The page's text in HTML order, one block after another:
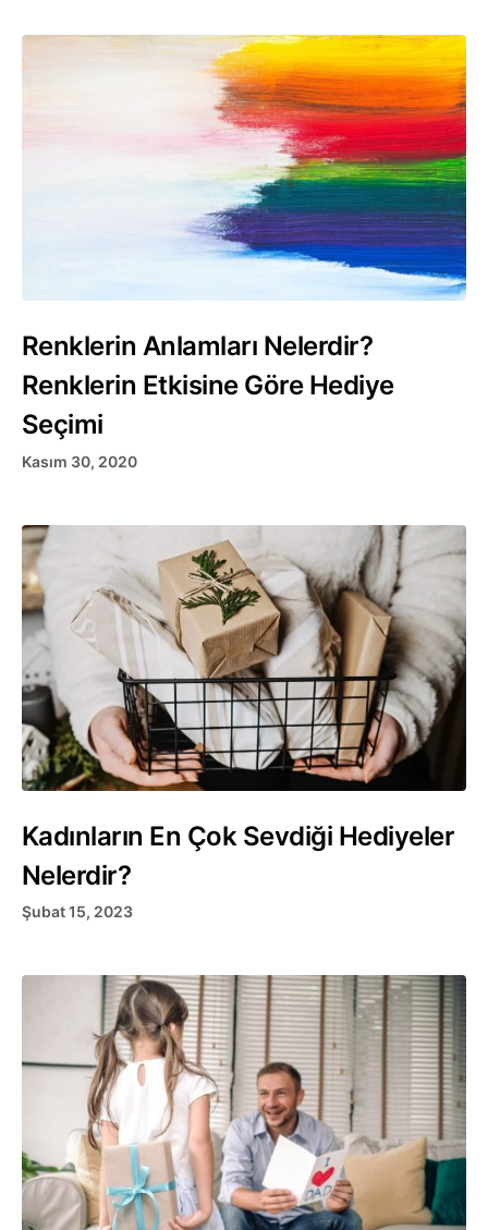
Renklerin Anlamları Nelerdir?
Renklerin Etkisine Göre Hediye
Seçimi
Kasım 30, 2020
Kadınların En Çok Sevdiği Hediyeler
Nelerdir?
Şubat 15, 2023